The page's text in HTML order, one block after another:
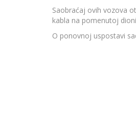
Saobraćaj ovih vozova
kabla na pomenutoj
O ponovnoj uspostavi